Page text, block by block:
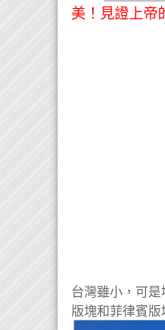
美！見證上帝
台灣雖小，可
版塊和菲律賓